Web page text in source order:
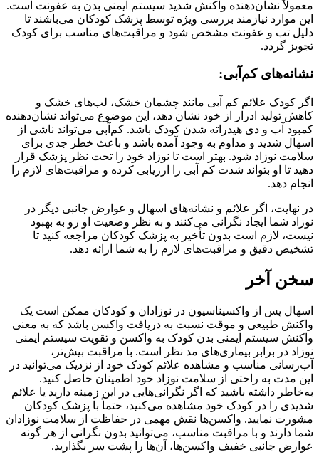
معمولاً نشان‌دهنده واکنش شدید سیستم ایمنی بدن به عفونت است.
این موارد نیازمند بررسی ویژه توسط پزشک کودکان می‌باشند تا
دلیل تب و عفونت مشخص شود و مراقبت‌های مناسب برای کودک
تجویز گردد.
نشانه‌های کم‌آبی:
اگر کودک علائم کم‌ آبی مانند چشمان خشک، لب‌های خشک و
کاهش تولید ادرار از خود نشان دهد، این موضوع می‌تواند نشان‌دهنده
کمبود آب و دی هیدراته شدن کودک باشد. کم‌آبی می‌تواند ناشی از
اسهال شدید و مداوم به وجود آمده باشد و باعث خطر جدی برای
سلامت نوزاد شود. بهتر است تا نوزاد خود را تحت نظر پزشک قرار
دهید تا او بتواند شدت کم‌ آبی را ارزیابی کرده و مراقبت‌های لازم را
انجام دهد.
در نهایت، اگر علائم و نشانه‌های اسهال و عوارض جانبی دیگر در
نوزاد شما ایجاد نگرانی می‌کنند و به نظر وضعیت او رو به بهبود
نیست، لازم است بدون تأخیر به پزشک کودکان مراجعه کنید تا
تشخیص دقیق و مراقبت‌های لازم را به شما ارائه دهد.
سخن آخر
اسهال پس از واکسیناسیون در نوزادان و کودکان ممکن است یک
واکنش طبیعی و موقت نسبت به دریافت واکسن باشد که به معنی
واکنش سیستم ایمنی بدن کودک به واکسن و تقویت سیستم ایمنی
نوزاد در برابر بیماری‌های مد نظر است. با مراقبت‌ بیش‌تر،
آب‌رسانی مناسب و مشاهده علائم کودک خود از نزدیک می‌توانید در
این مدت به راحتی از سلامت نوزاد خود اطمینان حاصل کنید.
به‌خاطر داشته باشید که اگر نگرانی‌هایی در این زمینه دارید یا علائم
شدیدی را در کودک خود مشاهده می‌کنید، حتماً با پزشک کودکان
مشورت نمایید. واکسن‌ها نقش مهمی در حفاظت از سلامت نوزادان
شما دارند و با مراقبت مناسب، می‌توانید بدون نگرانی از هر گونه
عوارض جانبی خفیف واکسن‌ها، آن‌ها را پشت سر بگذارید.